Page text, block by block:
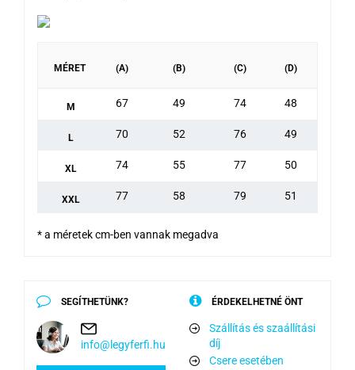
MÉRET (A) (B) (C) (D)
M 67 49 74 48
L 70 52 76 49
XL 74 55 77 50
XXL 77 58 79 51
* a méretek cm-ben vannak megadva
SEGÍTHETÜNK?
info@legyferfi.hu
ÉRDEKELHETNÉ ÖNT
Szállítás és szaállítási
díj
Csere esetében